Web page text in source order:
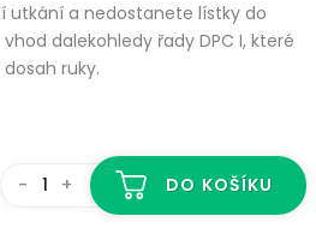
utkání a nedostanete lístky do
dalekohledy řady DPC I, které
ruky.
- + DO KOŠÍKU